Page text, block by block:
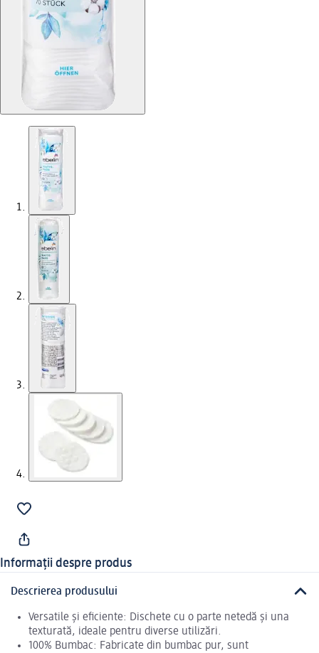
Informații despre produs
Descrierea produsului
Versatile și eficiente: Dischete cu o parte netedă și una
texturată, ideale pentru diverse utilizări.
100% Bumbac: Fabricate din bumbac pur, sunt